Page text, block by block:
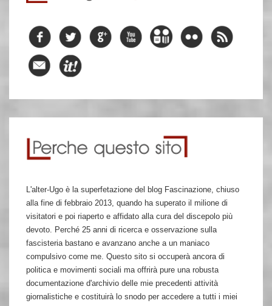
L'alter-Ugo è la superfetazione del blog Fascinazione, chiuso
alla fine di febbraio 2013, quando ha superato il milione di
visitatori e poi riaperto e affidato alla cura del discepolo più
devoto. Perché 25 anni di ricerca e osservazione sulla
fascisteria bastano e avanzano anche a un maniaco
compulsivo come me. Questo sito si occuperà ancora di
politica e movimenti sociali ma offrirà pure una robusta
documentazione d'archivio delle mie precedenti attività
giornalistiche e costituirà lo snodo per accedere a tutti i miei